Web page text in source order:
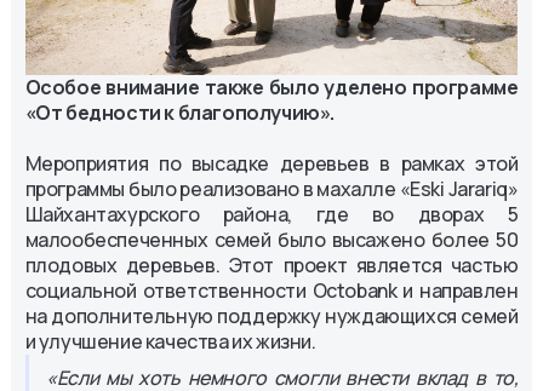
Особое внимание также было уделено программе
«От бедности к благополучию».
Мероприятия по высадке деревьев в рамках этой
программы было реализовано в махалле «Eski Jarariq»
Шайхантахурского района, где во дворах 5
малообеспеченных семей было высажено более 50
плодовых деревьев. Этот проект является частью
социальной ответственности Octobank и направлен
на дополнительную поддержку нуждающихся семей
и улучшение качества их жизни.
«Если мы хоть немного смогли внести вклад в то,